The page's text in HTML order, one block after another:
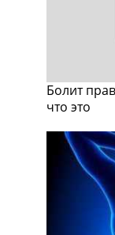
Болит
что это